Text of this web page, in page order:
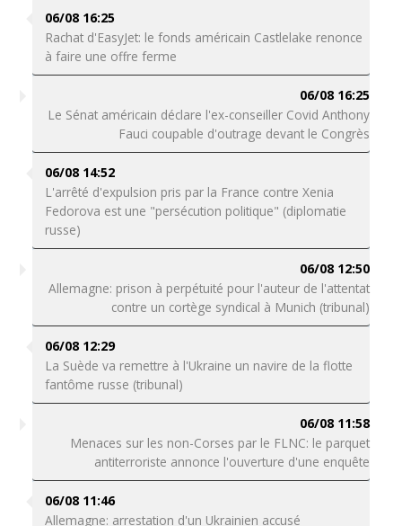
06/08 16:25
Rachat d'EasyJet: le fonds américain Castlelake renonce
à faire une offre ferme
06/08 16:25
Le Sénat américain déclare l'ex-conseiller Covid Anthony
Fauci coupable d'outrage devant le Congrès
06/08 14:52
L'arrêté d'expulsion pris par la France contre Xenia
Fedorova est une "persécution politique" (diplomatie
russe)
06/08 12:50
Allemagne: prison à perpétuité pour l'auteur de l'attentat
contre un cortège syndical à Munich (tribunal)
06/08 12:29
La Suède va remettre à l'Ukraine un navire de la flotte
fantôme russe (tribunal)
06/08 11:58
Menaces sur les non-Corses par le FLNC: le parquet
antiterroriste annonce l'ouverture d'une enquête
06/08 11:46
Allemagne: arrestation d'un Ukrainien accusé